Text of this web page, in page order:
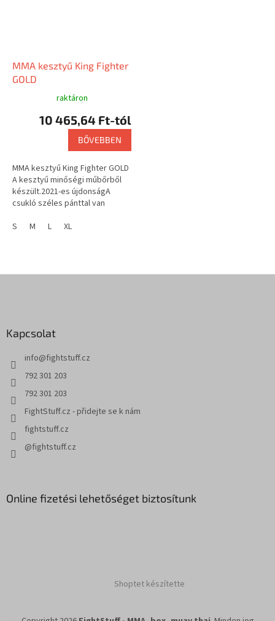
MMA kesztyű King Fighter
GOLD
raktáron
10 465,64 Ft-tól
BŐVEBBEN
MMA kesztyű King Fighter GOLD
A kesztyű minőségi műbőrből
készült.2021-es újdonságA
csukló széles pánttal van
van ellátva. Felhasználás: MMA,...
S M L XL
Kapcsolat
info@fightstuff.cz
792 301 203
792 301 203
FightStuff.cz - přidejte se k nám
fightstuff.cz
@fightstuff.cz
Online fizetési lehetőséget biztosítunk
Shoptet készítette